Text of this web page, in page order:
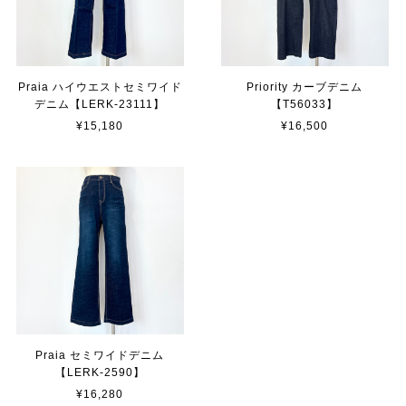
Praia ハイウエストセミワイド
デニム【LERK-23111】
¥15,180
Priority カーブデニム
【T56033】
¥16,500
Praia セミワイドデニム
【LERK-2590】
¥16,280